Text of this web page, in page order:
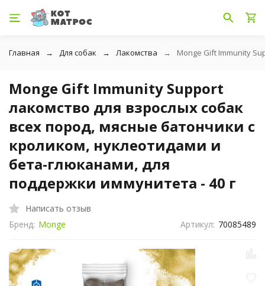
Главная Для собак Лакомства Monge Gift Immunity
Monge Gift Immunity Support
лакомство для взрослых собак
всех пород, мясные батончики с
кроликом, нуклеотидами и
бета-глюканами, для
поддержки иммунитета - 40 г
Написать отзыв
Бренд: Monge Артикул: 70085489